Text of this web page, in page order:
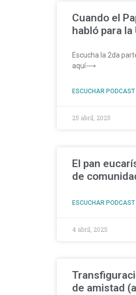
Cuando el
habló para la
Escucha la 2da
aquí⟶
ESCUCHAR
25 abril, 2025
El pan
de
ESCUCHAR
4 abril, 2025
de amistad